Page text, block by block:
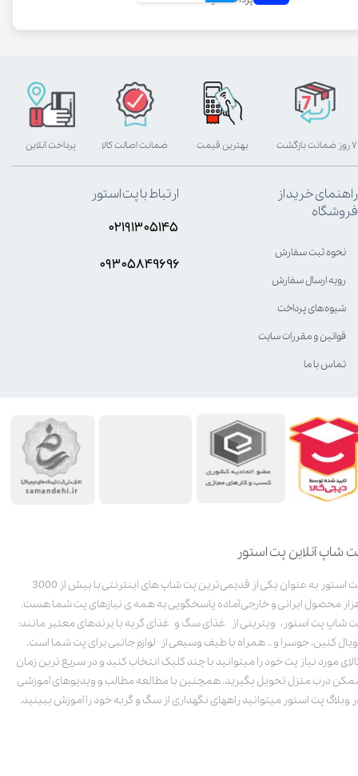
شاپ آنلاین پت استور
پت استور به عنوان یکی از قدیمی‌ترین پت شاپ های اینترنتی با بیش از 3000
محصول ایرانی و خارجی آماده پاسخگویی به همه ی نیازهای پت شما هست.
شاپ پت استور، ویترینی از غذای سگ و غذای گربه با برندهای معتبر مانند:
کنین، جوسرا و .. همراه با طیف وسیعی از لوازم جانبی برای پت شما است.
مورد نیاز پت خود را میتوانید با چند کلیک انتخاب کنید و در سریع ترین زمان
درب منزل تحویل بگیرید. همچنین با مطالعه مطالب و ویدیوهای آموزشی
وبلاگ پت استور میتوانید راههای نگهداری از سگ و گربه خود را آموزش ببینید.
بهترین قیمت پرداخت آنلاین ۷ روز ضمانت بازگشت ضمانت اصالت کالا
راهنمای خرید از
فروشگاه
نحوه ثبت سفارش
رویه ارسال سفارش
شیوه‌های پرداخت
قوانین و مقررات سایت
تماس با ما
ارتباط با پت استور
۰۲۱۹۱۳۰۵۱۴۵
۰۹۳۰۵8۴9696